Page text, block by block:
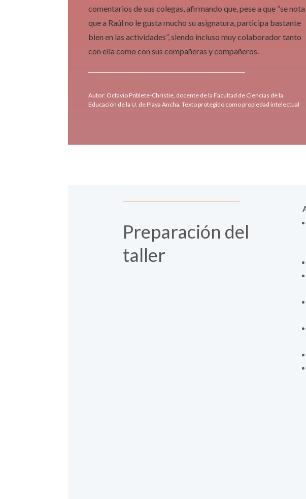
comentarios de sus colegas, afirmando que, pese a que “se nota
que a Raúl no le gusta mucho su asignatura, participa bastante
bien en las actividades”, siendo incluso muy colaborador tanto
con ella como con sus compañeras y compañeros.
Autor: Octavio Poblete-Christie, docente de la Facultad de Ciencias de la
Educación de la U. de Playa Ancha. Texto protegido como propiedad intelectual
Preparación del
taller